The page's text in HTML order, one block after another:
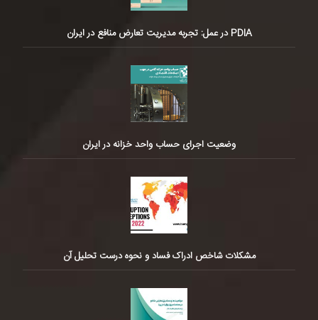
PDIA در عمل: تجربه مدیریت تعارض منافع در ایران
وضعیت اجرای حساب واحد خزانه در ایران
مشکلات شاخص ادراک فساد و نحوه درست تحلیل آن